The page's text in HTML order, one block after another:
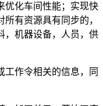
优化车间性能；实现快
有资源具有同步的，
，机器设备，人员，供
工作令相关的信息，同